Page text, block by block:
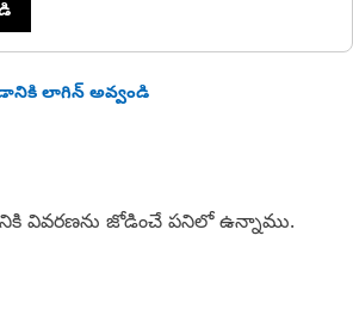
లాగిన్ అవ్వండి
వివరణను జోడించే పనిలో ఉన్నాము.